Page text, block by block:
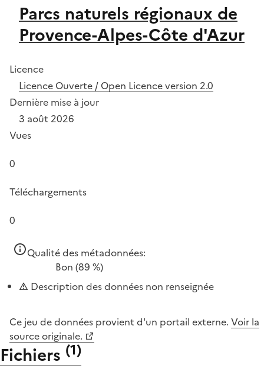
Parcs naturels régionaux de
Provence-Alpes-Côte d'Azur
Licence
Licence Ouverte / Open Licence version 2.0
Dernière mise à jour
3 août 2026
Vues
0
Téléchargements
0
Qualité des métadonnées:
Bon (89 %)
Description des données non renseignée
Ce jeu de données provient d'un portail externe. Voir la
source originale.
Fichiers (1)